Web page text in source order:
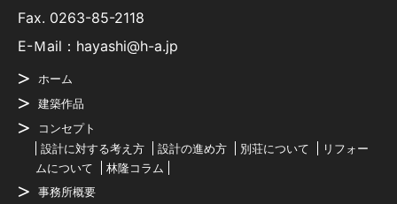
Fax. 0263-85-2118
E-Ｍail：hayashi@h-a.jp
ホーム
建築作品
コンセプト
設計に対する考え方
設計の進め方 別荘について
リフォー
ムについて
林隆コラム
事務所概要